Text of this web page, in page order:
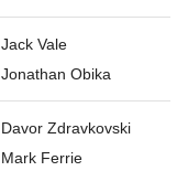
Jack Vale
Jonathan Obika
Davor Zdravkovski
Mark Ferrie